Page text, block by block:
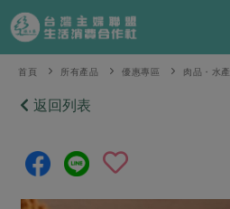
產品分類
當季蔬果
芽苗類
辛香料類
食譜料理
食材
特別企畫
預購活動
綠主張
首頁 所有產品 優惠專區 肉品・水產
返回列表